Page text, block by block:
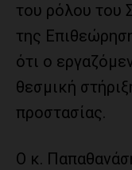
του ρόλου του
της
ότι ο
θεσμική
προστασίας.
Ο κ.